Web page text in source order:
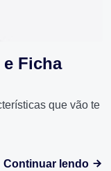
Ficha
que vão te
Continuar lendo